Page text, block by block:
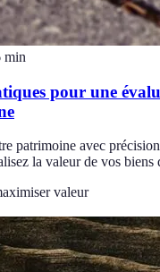
min
pour une
patrimoine avec
la valeur de vos biens
valeur